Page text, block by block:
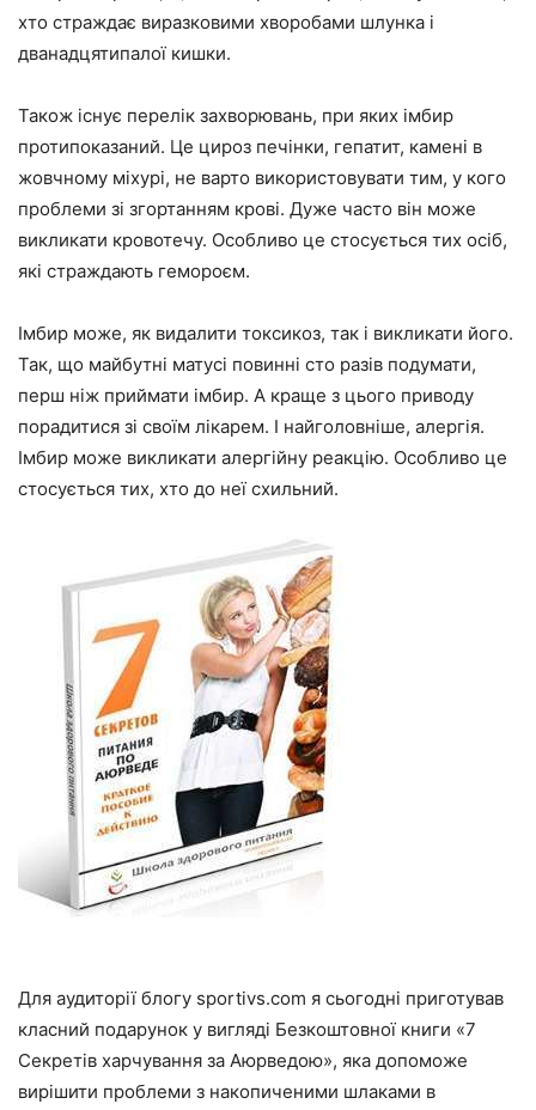
хто страждає виразковими хворобами шлунка і
дванадцятипалої кишки.
Також існує перелік захворювань, при яких імбир
протипоказаний. Це цироз печінки, гепатит, камені в
жовчному міхурі, не варто використовувати тим, у кого
проблеми зі згортанням крові. Дуже часто він може
викликати кровотечу. Особливо це стосується тих осіб,
які страждають гемороєм.
Імбир може, як видалити токсикоз, так і викликати його.
Так, що майбутні матусі повинні сто разів подумати,
перш ніж приймати імбир. А краще з цього приводу
порадитися зі своїм лікарем. І найголовніше, алергія.
Імбир може викликати алергійну реакцію. Особливо це
стосується тих, хто до неї схильний.
Для аудиторії блогу sportivs.com я сьогодні приготував
класний подарунок у вигляді Безкоштовної книги «7
Секретів харчування за Аюрведою», яка допоможе
вирішити проблеми з накопиченими шлаками в